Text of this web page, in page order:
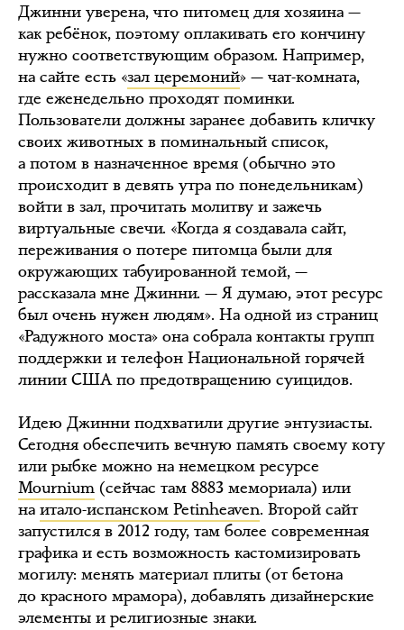
Джинни уверена, что питомец для хозяина —
как ребёнок, поэтому оплакивать его кончину
нужно соответствующим образом. Например,
на сайте есть «зал церемоний» — чат-комната,
где еженедельно проходят поминки.
Пользователи должны заранее добавить кличку
своих животных в поминальный список,
а потом в назначенное время (обычно это
происходит в девять утра по понедельникам)
войти в зал, прочитать молитву и зажечь
виртуальные свечи. «Когда я создавала сайт,
переживания о потере питомца были для
окружающих табуированной темой, —
рассказала мне Джинни. — Я думаю, этот ресурс
был очень нужен людям». На одной из страниц
«Радужного моста» она собрала контакты групп
поддержки и телефон Национальной горячей
линии США по предотвращению суицидов.
Идею Джинни подхватили другие энтузиасты.
Сегодня обеспечить вечную память своему коту
или рыбке можно на немецком ресурсе
Mournium (сейчас там 8883 мемориала) или
на итало-испанском Petinheaven. Второй сайт
запустился в 2012 году, там более современная
графика и есть возможность кастомизировать
могилу: менять материал плиты (от бетона
до красного мрамора), добавлять дизайнерские
элементы и религиозные знаки.